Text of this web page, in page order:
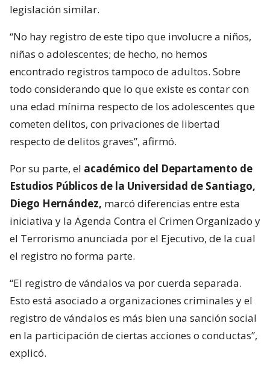
legislación similar.
“No hay registro de este tipo que involucre a niños,
niñas o adolescentes; de hecho, no hemos
encontrado registros tampoco de adultos. Sobre
todo considerando que lo que existe es contar con
una edad mínima respecto de los adolescentes que
cometen delitos, con privaciones de libertad
respecto de delitos graves”, afirmó.
Por su parte, el académico del Departamento de
Estudios Públicos de la Universidad de Santiago,
Diego Hernández, marcó diferencias entre esta
iniciativa y la Agenda Contra el Crimen Organizado y
el Terrorismo anunciada por el Ejecutivo, de la cual
el registro no forma parte.
“El registro de vándalos va por cuerda separada.
Esto está asociado a organizaciones criminales y el
registro de vándalos es más bien una sanción social
en la participación de ciertas acciones o conductas”,
explicó.